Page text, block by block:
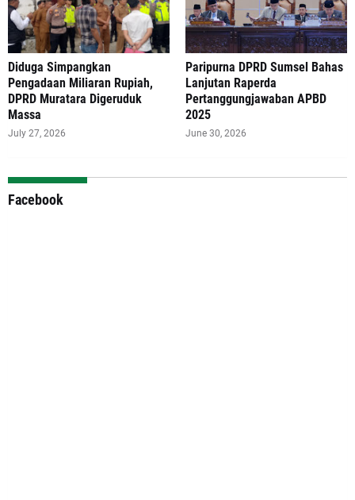
Diduga Simpangkan
Pengadaan Miliaran Rupiah,
DPRD Muratara Digeruduk
Massa
July 27, 2026
Paripurna DPRD Sumsel Bahas
Lanjutan Raperda
Pertanggungjawaban APBD
2025
June 30, 2026
Facebook